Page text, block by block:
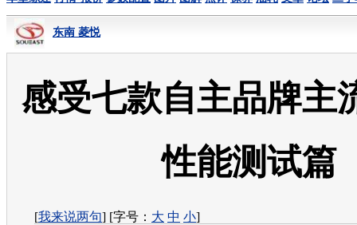
东南 菱悦
感受七款自主品牌主
性能测试篇
[我来说两句] [字号： 大 中 小]